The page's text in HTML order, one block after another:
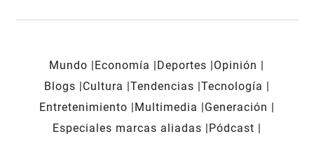
Mundo Economía Deportes
Opinión
Blogs
Cultura Tendencias Tecnología
Entretenimiento
Multimedia
Generación
Especiales marcas aliadas
Pódcast